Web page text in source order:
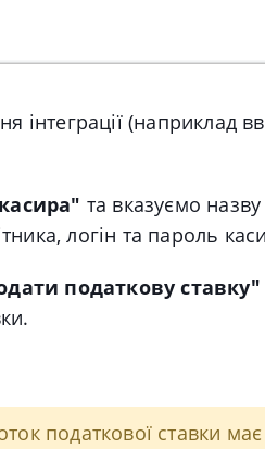
інтеграції (наприклад
та вказуємо
логін та пароль
податкову ставку"
податкової ставки